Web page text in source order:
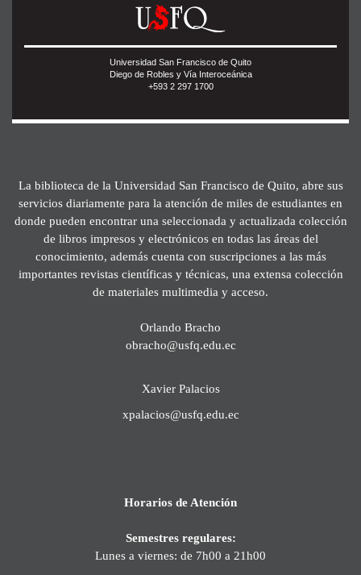
Universidad San Francisco de Quito
Diego de Robles y Vía Interoceánica
+593 2 297 1700
La biblioteca de la Universidad San Francisco de Quito, abre sus
servicios diariamente para la atención de miles de estudiantes en
donde pueden encontrar una seleccionada y actualizada colección
de libros impresos y electrónicos en todas las áreas del
conocimiento, además cuenta con suscripciones a las más
importantes revistas científicas y técnicas, una extensa colección
de materiales multimedia y acceso.
Orlando Bracho
obracho@usfq.edu.ec
Xavier Palacios
xpalacios@usfq.edu.ec
Horarios de Atención
Semestres regulares:
Lunes a viernes: de 7h00 a 21h00